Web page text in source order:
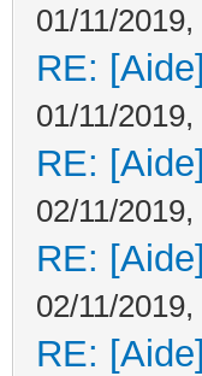
01/11/
RE:
01/11/
RE:
02/11/
RE:
02/11/
RE: